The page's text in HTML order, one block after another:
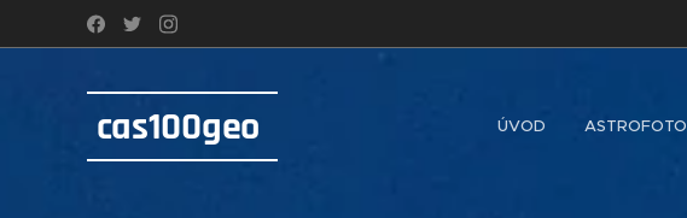
cas100geo ÚVOD ASTROFOTO